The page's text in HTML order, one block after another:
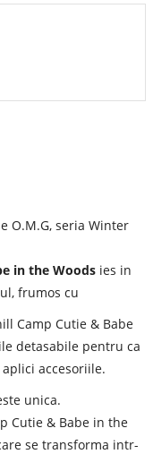
O.M.G, seria Winter
in the Woods ies in
frumos cu
Camp Cutie & Babe
detasabile pentru ca
accesoriile.
unica.
Cutie & Babe in the
se transforma intr-